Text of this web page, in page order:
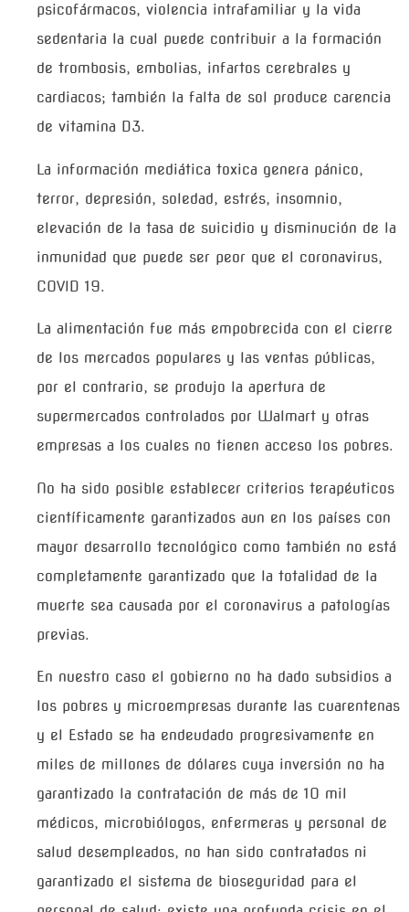
psicofármacos, violencia intrafamiliar y la vida
sedentaria la cual puede contribuir a la formación
de trombosis, embolias, infartos cerebrales y
cardiacos; también la falta de sol produce carencia
de vitamina D3.
La información mediática toxica genera pánico,
terror, depresión, soledad, estrés, insomnio,
elevación de la tasa de suicidio y disminución de la
inmunidad que puede ser peor que el coronavirus,
COVID 19.
La alimentación fue más empobrecida con el cierre
de los mercados populares y las ventas públicas,
por el contrario, se produjo la apertura de
supermercados controlados por Walmart y otras
empresas a los cuales no tienen acceso los pobres.
No ha sido posible establecer criterios terapéuticos
científicamente garantizados aun en los países con
mayor desarrollo tecnológico como también no está
completamente garantizado que la totalidad de la
muerte sea causada por el coronavirus a patologías
previas.
En nuestro caso el gobierno no ha dado subsidios a
los pobres y microempresas durante las cuarentenas
y el Estado se ha endeudado progresivamente en
miles de millones de dólares cuya inversión no ha
garantizado la contratación de más de 10 mil
médicos, microbiólogos, enfermeras y personal de
salud desempleados, no han sido contratados ni
garantizado el sistema de bioseguridad para el